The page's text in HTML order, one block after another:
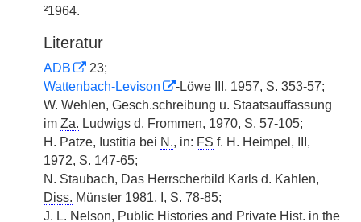
²1964.
Literatur
ADB
23;
Wattenbach-Levison
-Löwe III, 1957, S. 353-57;
W. Wehlen, Gesch.schreibung u. Staatsauffassung
im Za. Ludwigs d. Frommen, 1970, S. 57-105;
H. Patze, Iustitia bei N., in: FS f. H. Heimpel, III,
1972, S. 147-65;
N. Staubach, Das Herrscherbild Karls d. Kahlen,
Diss. Münster 1981, I, S. 78-85;
J. L. Nelson, Public Histories and Private Hist. in the